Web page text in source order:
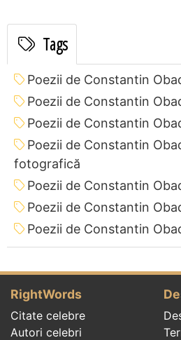
Tags
Poezii de Constantin
Poezii de Constantin
Poezii de Constantin
Poezii de Constantin
fotografică
Poezii de Constantin
Poezii de Constantin
Poezii de Constantin
RightWords
Citate celebre
Autori celebri